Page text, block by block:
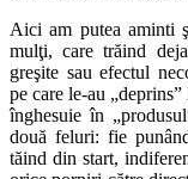
Aici am putea aminti
mulţi, care trăind
greşite sau efectul
pe care le-au
înghesuie în
două feluri: fie
tăind din start,